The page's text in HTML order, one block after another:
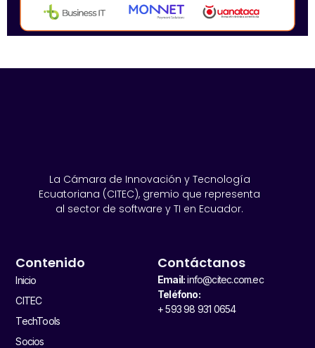
La Cámara de Innovación y Tecnología
Ecuatoriana (CITEC), gremio que representa
al sector de software y TI en Ecuador.
Contenido
Inicio
CITEC
TechTools
Socios
Contáctanos
Email:info@citec.com.ec
Teléfono:
+ 593 98 931 0654